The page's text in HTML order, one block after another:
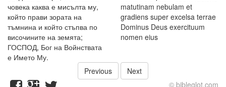
човека каква е мисълта му,
който прави зората на
тъмнина и който стъпва по
височините на земята;
ГОСПОД, Бог на Войнствата
е Името Му.
matutinam nebulam et
gradiens super excelsa terrae
Dominus Deus exercituum
nomen eius
Previous
Next
© bibleglot.com